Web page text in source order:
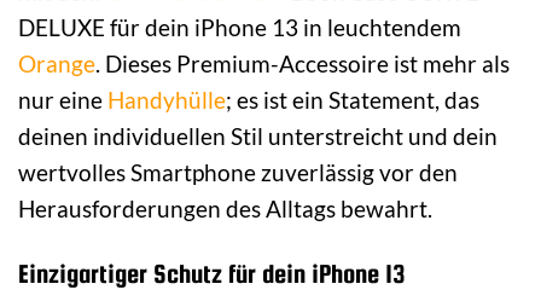
DELUXE für dein iPhone 13 in leuchtendem
Orange . Dieses Premium-Accessoire ist mehr als
nur eine Handyhülle; es ist ein Statement, das
deinen individuellen Stil unterstreicht und dein
wertvolles Smartphone zuverlässig vor den
Herausforderungen des Alltags bewahrt.
Einzigartiger Schutz für dein iPhone 13